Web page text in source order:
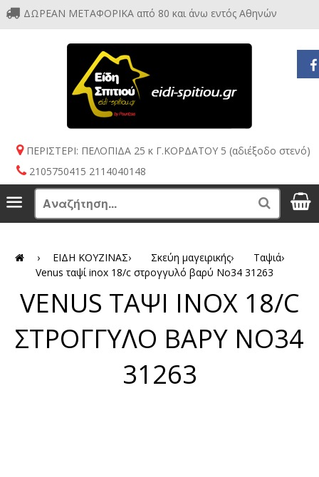
ΔΩΡΕΑΝ ΜΕΤΑΦΟΡΙΚΑ από 80 και άνω εντός Αθηνών
ΠΕΡΙΣΤΕΡΙ: ΠΕΛΟΠΙΔΑ 25 κ Γ.ΚΟΡΔΑΤΟΥ 5 (αδιέξοδο στενό)
2105750415 2114040148
Menu Search
› ΕΙΔΗ ΚΟΥΖΙΝΑΣ› Σκεύη μαγειρικής› Ταψιά›
Venus ταψί inox 18/c στρογγυλό βαρύ Νο34 31263
VENUS ΤΑΨΙ INOX 18/C
ΣΤΡΟΓΓΥΛΟ ΒΑΡΥ ΝΟ34
31263